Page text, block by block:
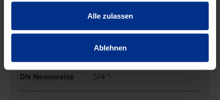
gesammelt haben.
Alle zulassen
Ablehnen
20 mm
3/4 "
DN Nennweite 5/4 "